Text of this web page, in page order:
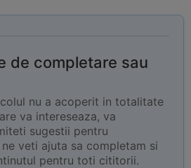
de completare sau
nu a acoperit in totalitate
va intereseaza, va
sugestii pentru
veti ajuta sa completam si
pentru toti cititorii.